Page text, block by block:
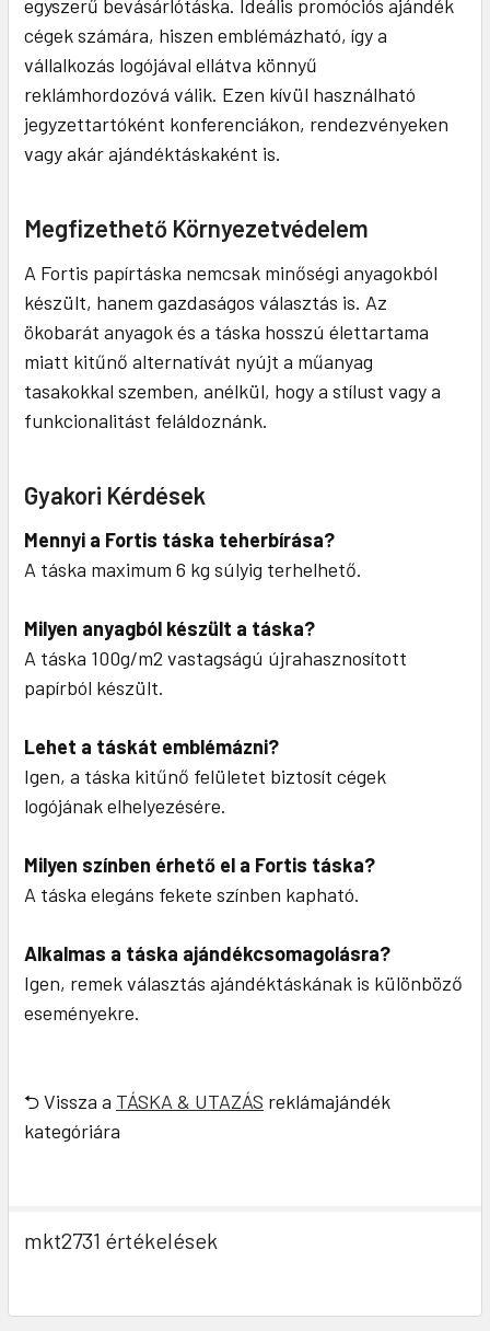
egyszerű bevásárlótáska. Ideális promóciós ajándék
cégek számára, hiszen emblémázható, így a
vállalkozás logójával ellátva könnyű
reklámhordozóvá válik. Ezen kívül használható
jegyzettartóként konferenciákon, rendezvényeken
vagy akár ajándéktáskaként is.
Megfizethető Környezetvédelem
A Fortis papírtáska nemcsak minőségi anyagokból
készült, hanem gazdaságos választás is. Az
ökobarát anyagok és a táska hosszú élettartama
miatt kitűnő alternatívát nyújt a műanyag
tasakokkal szemben, anélkül, hogy a stílust vagy a
funkcionalitást feláldoznánk.
Gyakori Kérdések
Mennyi a Fortis táska teherbírása?
A táska maximum 6 kg súlyig terhelhető.
Milyen anyagból készült a táska?
A táska 100g/m2 vastagságú újrahasznosított
papírból készült.
Lehet a táskát emblémázni?
Igen, a táska kitűnő felületet biztosít cégek
logójának elhelyezésére.
Milyen színben érhető el a Fortis táska?
A táska elegáns fekete színben kapható.
Alkalmas a táska ajándékcsomagolásra?
Igen, remek választás ajándéktáskának is különböző
eseményekre.
⮌ Vissza a TÁSKA & UTAZÁS reklámajándék
kategóriára
mkt2731 értékelések